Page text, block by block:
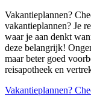
Vakantieplannen?
vakantieplannen? Je
waar je aan denkt
deze belangrijk!
maar beter goed
reisapotheek en
Vakantieplannen?